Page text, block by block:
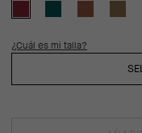
¿Cuál es mi talla?